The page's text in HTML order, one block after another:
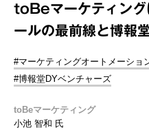
toBeマーケティン
ールの最前線と博報
#マーケティングオートメーショ
#博報堂DYベンチャーズ
toBeマーケティング
小池 智和 氏